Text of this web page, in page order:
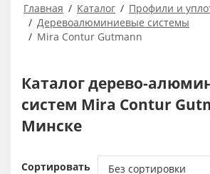
Главная Каталог
Профили и
Деревоалюминиевые системы
Mira Contur Gutmann
Каталог дерево-
систем Mira Contur
Минске
Сортировать